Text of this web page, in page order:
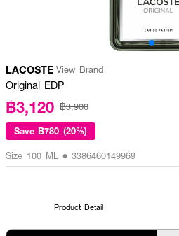
LACOSTE View Brand
Original EDP
฿3,120 ฿3,900
Save ฿780 (20%)
Size 100 ML • 3386460149969
Product Detail